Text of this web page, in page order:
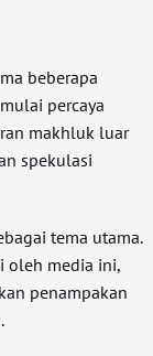
beberapa
percaya
makhluk luar
spekulasi
tema utama.
oleh media ini,
penampakan